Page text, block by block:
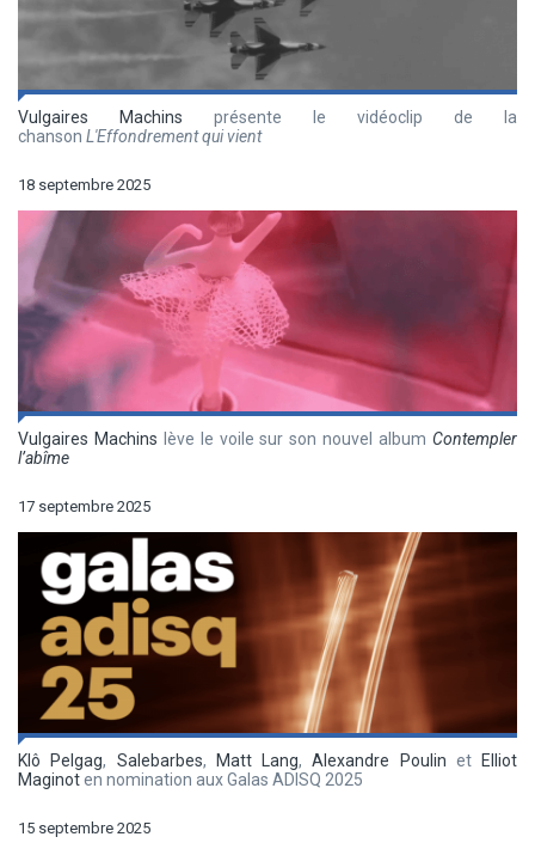
Vulgaires Machins présente le vidéoclip de la
chanson L'Effondrement qui vient
18 septembre 2025
Vulgaires Machins lève le voile sur son nouvel albumContempler
l’abîme
17 septembre 2025
Klô Pelgag, Salebarbes, Matt Lang,Alexandre Poulin et
Elliot
Maginoten nomination aux Galas ADISQ 2025
15 septembre 2025